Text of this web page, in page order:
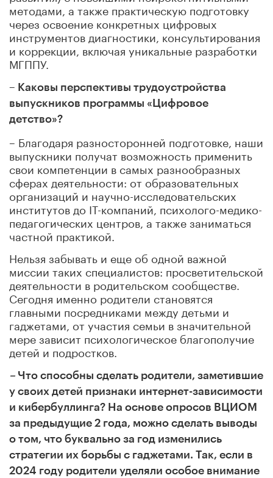
методами, а также практическую подготовку
через освоение конкретных цифровых
инструментов диагностики, консультирования
и коррекции, включая уникальные разработки
МГППУ.
– Каковы перспективы трудоустройства
выпускников программы «Цифровое
детство»?
– Благодаря разносторонней подготовке, наши
выпускники получат возможность применить
свои компетенции в самых разнообразных
сферах деятельности: от образовательных
организаций и научно-исследовательских
институтов до IT-компаний, психолого-медико-
педагогических центров, а также заниматься
частной практикой.
Нельзя забывать и еще об одной важной
миссии таких специалистов: просветительской
деятельности в родительском сообществе.
Сегодня именно родители становятся
главными посредниками между детьми и
гаджетами, от участия семьи в значительной
мере зависит психологическое благополучие
детей и подростков.
– Что способны сделать родители, заметившие
у своих детей признаки интернет-зависимости
и кибербуллинга? На основе опросов ВЦИОМ
за предыдущие 2 года, можно сделать выводы
о том, что буквально за год изменились
стратегии их борьбы с гаджетами. Так, если в
2024 году родители уделяли особое внимание